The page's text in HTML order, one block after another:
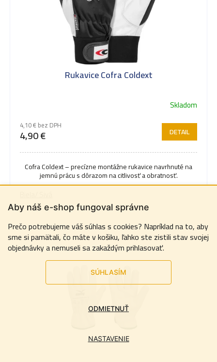
Aby náš e-shop fungoval správne
Prečo potrebujeme váš súhlas s cookies? Napríklad na to, aby
sme si pamätali, čo máte v košiku, ľahko ste zistili stav svojej
objednávky a nemuseli sa zakaždým prihlasovať.
SÚHLASÍM
NASTAVENIE
ODMIETNUŤ
Rukavice Cofra Coldext
Skladom
4,10 € bez DPH
4,90 € DETAIL
Cofra Coldext – precízne montážne rukavice navrhnuté na
jemnú prácu s dôrazom na citlivosť a obratnosť.